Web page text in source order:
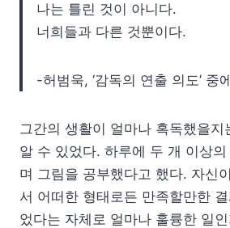
나는 틀린 것이 아니다.
너희들과 다른 것뿐이다.
-허범욱, ‘감독의 연출 의도’ 중
그간의 생활이 얼마나 혹독했을지
알 수 있었다. 하루에 두 개 이상
며 그림을 공부했다고 했다. 자신
서 어떠한 형태로든 만족할만한
었다는 자체로 얼마나 훌륭한 일